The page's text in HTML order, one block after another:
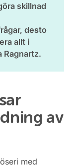
skillnad
desto
allt i
Ragnartz.
av
med